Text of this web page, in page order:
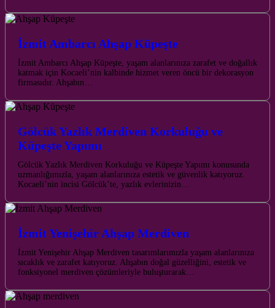
İzmit Ambarcı Ahşap Küpeşte
İzmit Ambarcı Ahşap Küpeşte, yaşam alanlarınıza zarafet ve doğallık
katmak için Kocaeli’nin kalbinde hizmet veren öncü bir dekorasyon
firmasıdır. Ahşabın…
Gölcük Yazlık Merdiven Korkuluğu ve
Küpeşte Yapımı
Gölcük Yazlık Merdiven Korkuluğu ve Küpeşte Yapımı konusunda
uzmanlığımızla, yaşam alanlarınıza estetik ve güvenlik katıyoruz.
Kocaeli’nin incisi Gölcük’te, yazlık evlerinizin…
İzmit Yenişehir Ahşap Merdiven
İzmit Yenişehir Ahşap Merdiven tasarımlarımızla yaşam alanlarınıza
sıcaklık ve zarafet katıyoruz. Ahşabın doğal güzelliğini, estetik ve
fonksiyonel merdiven çözümleriyle buluşturarak…